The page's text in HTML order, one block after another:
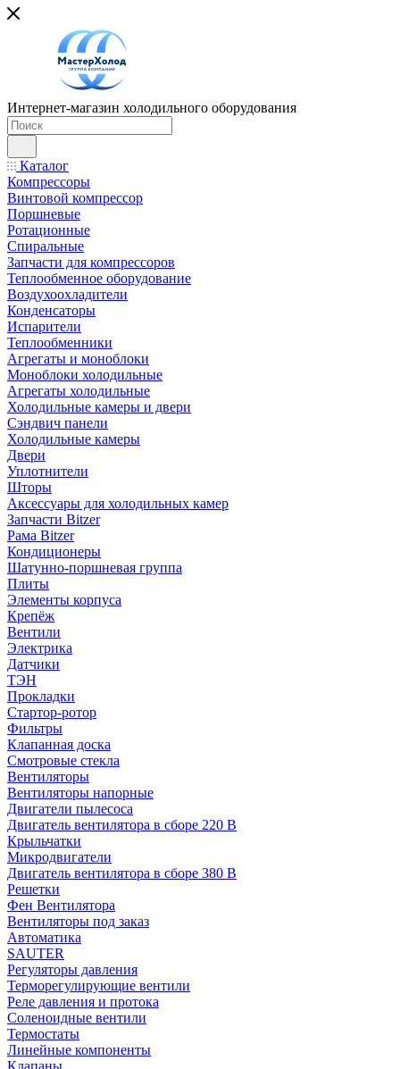
Интернет-магазин холодильного оборудования
Каталог
Компрессоры
Винтовой компрессор
Поршневые
Ротационные
Спиральные
Запчасти для компрессоров
Теплообменное оборудование
Воздухоохладители
Конденсаторы
Испарители
Теплообменники
Агрегаты и моноблоки
Моноблоки холодильные
Агрегаты холодильные
Холодильные камеры и двери
Сэндвич панели
Холодильные камеры
Двери
Уплотнители
Шторы
Аксессуары для холодильных камер
Запчасти Bitzer
Рама Bitzer
Кондиционеры
Шатунно-поршневая группа
Плиты
Элементы корпуса
Крепёж
Вентили
Электрика
Датчики
ТЭН
Прокладки
Стартор-ротор
Фильтры
Клапанная доска
Смотровые стекла
Вентиляторы
Вентиляторы напорные
Двигатели пылесоса
Двигатель вентилятора в сборе 220 В
Крыльчатки
Микродвигатели
Двигатель вентилятора в сборе 380 В
Решетки
Фен Вентилятора
Вентиляторы под заказ
Автоматика
SAUTER
Регуляторы давления
Терморегулирующие вентили
Реле давления и протока
Соленоидные вентили
Термостаты
Линейные компоненты
Клапаны